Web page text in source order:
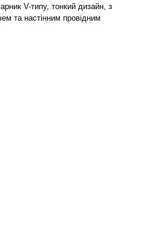
V-типу, тонкий дизайн, з
та настінним провідним